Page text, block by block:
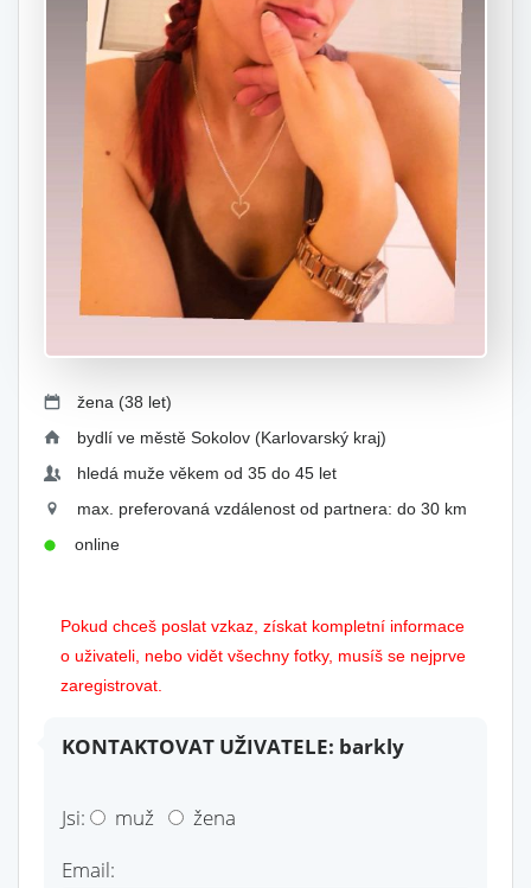
žena (38 let)
bydlí ve městě Sokolov (Karlovarský kraj)
hledá muže věkem od 35 do 45 let
max. preferovaná vzdálenost od partnera: do 30 km
online
Pokud chceš poslat vzkaz, získat kompletní informace
o uživateli, nebo vidět všechny fotky, musíš se nejprve
zaregistrovat.
KONTAKTOVAT UŽIVATELE: barkly
Jsi: muž
žena
Email: